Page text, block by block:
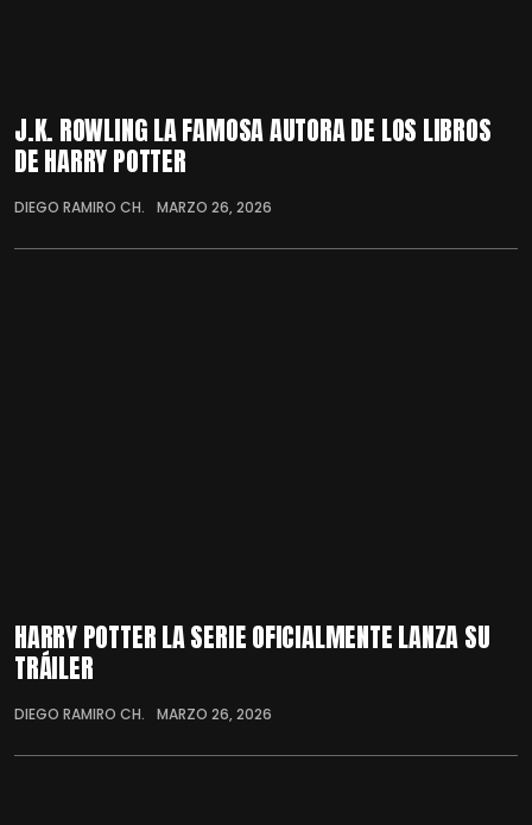
J.K. ROWLING LA FAMOSA AUTORA DE LOS LIBROS
DE HARRY POTTER
DIEGO RAMIRO CH. MARZO 26, 2026
HARRY POTTER LA SERIE OFICIALMENTE LANZA SU
TRÁILER
DIEGO RAMIRO CH. MARZO 26, 2026